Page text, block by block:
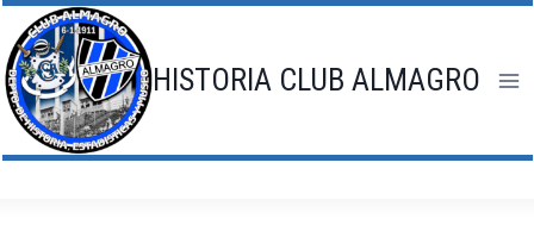
Saltar
al
contenido
HISTORIA CLUB ALMAGRO